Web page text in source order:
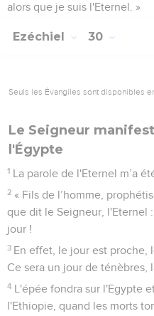
alors que je suis l'Eternel. »
Ezéchiel 30
Seuls les Évangiles sont disponibles
Le Seigneur
l'Égypte
1 La parole de l'Eternel m’a
2 « Fils de l’homme,
que dit le Seigneur, l'Eternel
jour !
3 En effet, le jour est proche,
Ce sera un jour de ténèbres,
4 L'épée fondra sur l'Egypte
l'Ethiopie, quand les morts